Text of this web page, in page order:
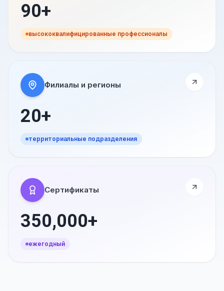
90+
высококвалифицированные профессионалы
Филиалы и регионы
20+
территориальные подразделения
Сертификаты
350,000+
ежегодный